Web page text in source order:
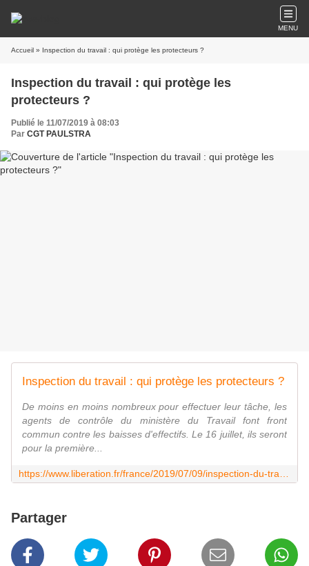
MENU
Accueil » Inspection du travail : qui protège les protecteurs ?
Inspection du travail : qui protège les
protecteurs ?
Publié le 11/07/2019 à 08:03
Par CGT PAULSTRA
Inspection du travail : qui protège les protecteurs ?
De moins en moins nombreux pour effectuer leur tâche, les
agents de contrôle du ministère du Travail font front
commun contre les baisses d'effectifs. Le 16 juillet, ils seront
pour la première...
Partager